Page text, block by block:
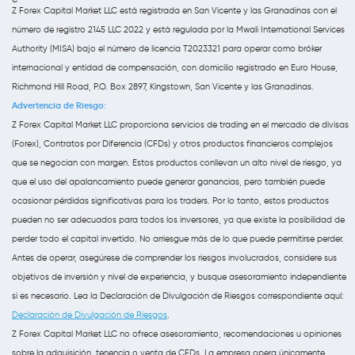
Z Forex Capital Market LLC está registrada en San Vicente y las Granadinas con el
número de registro 2145 LLC 2022 y está regulada por la Mwali International Services
Authority (MISA) bajo el número de licencia T2023321 para operar como bróker
internacional y entidad de compensación, con domicilio registrado en Euro House,
Richmond Hill Road, P.O. Box 2897, Kingstown, San Vicente y las Granadinas.
Advertencia de Riesgo:
Z Forex Capital Market LLC proporciona servicios de trading en el mercado de divisas
(Forex), Contratos por Diferencia (CFDs) y otros productos financieros complejos
que se negocian con margen. Estos productos conllevan un alto nivel de riesgo, ya
que el uso del apalancamiento puede generar ganancias, pero también puede
ocasionar pérdidas significativas para los traders. Por lo tanto, estos productos
pueden no ser adecuados para todos los inversores, ya que existe la posibilidad de
perder todo el capital invertido. No arriesgue más de lo que puede permitirse perder.
Antes de operar, asegúrese de comprender los riesgos involucrados, considere sus
objetivos de inversión y nivel de experiencia, y busque asesoramiento independiente
si es necesario. Lea la Declaración de Divulgación de Riesgos correspondiente aquí:
Declaración de Divulgación de Riesgos.
Z Forex Capital Market LLC no ofrece asesoramiento, recomendaciones u opiniones